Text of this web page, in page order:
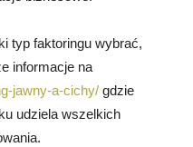
typ faktoringu wybrać,
informacje na
jawny-a-cichy/ gdzie
udziela wszelkich